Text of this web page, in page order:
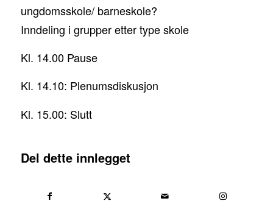
ungdomsskole/ barneskole?
Inndeling i grupper etter type skole
Kl. 14.00 Pause
Kl. 14.10: Plenumsdiskusjon
Kl. 15.00: Slutt
Del dette innlegget